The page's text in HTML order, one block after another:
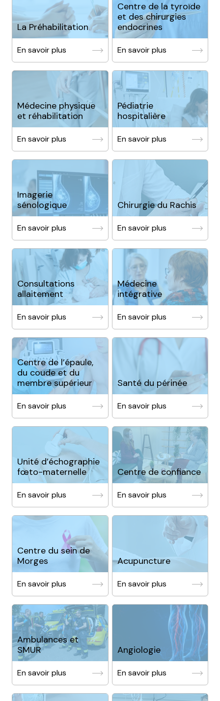
La Préhabilitation
En savoir plus
Centre de la tyroïde
et des chirurgies
endocrines
En savoir plus
Médecine physique
et réhabilitation
En savoir plus
Pédiatrie
hospitalière
En savoir plus
Imagerie
sénologique
En savoir plus
Chirurgie du Rachis
En savoir plus
Consultations
allaitement
En savoir plus
Médecine
intégrative
En savoir plus
Centre de l’épaule,
du coude et du
membre supérieur
En savoir plus
Santé du périnée
En savoir plus
Unité d’échographie
fœto-maternelle
En savoir plus
Centre de confiance
En savoir plus
Centre du sein de
Morges
En savoir plus
Acupuncture
En savoir plus
Ambulances et
SMUR
En savoir plus
Angiologie
En savoir plus